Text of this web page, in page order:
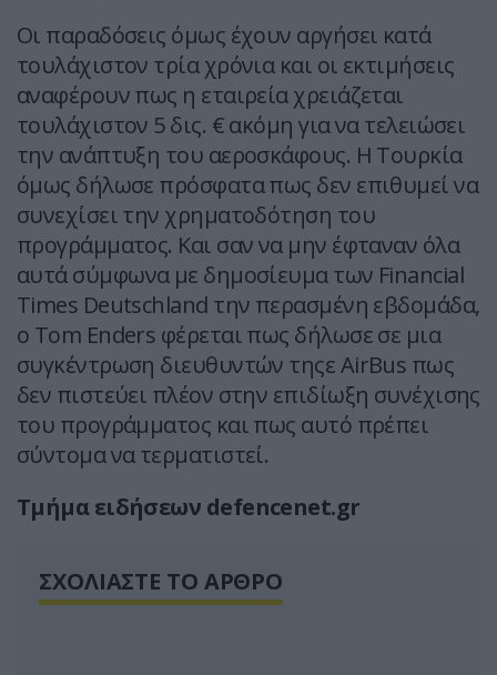
Οι παραδόσεις όμως έχουν αργήσει κατά
τουλάχιστον τρία χρόνια και οι εκτιμήσεις
αναφέρουν πως η εταιρεία χρειάζεται
τουλάχιστον 5 δις. € ακόμη για να τελειώσει
την ανάπτυξη του αεροσκάφους. Η Τουρκία
όμως δήλωσε πρόσφατα πως δεν επιθυμεί να
συνεχίσει την χρηματοδότηση του
προγράμματος. Και σαν να μην έφταναν όλα
αυτά σύμφωνα με δημοσίευμα των Financial
Times Deutschland την περασμένη εβδομάδα,
ο Tom Enders φέρεται πως δήλωσε σε μια
συγκέντρωση διευθυντών τηςε AirBus πως
δεν πιστεύει πλέον στην επιδίωξη συνέχισης
του προγράμματος και πως αυτό πρέπει
σύντομα να τερματιστεί.
Τμήμα ειδήσεων defencenet.gr
ΣΧΟΛΙΑΣΤΕ ΤΟ ΑΡΘΡΟ